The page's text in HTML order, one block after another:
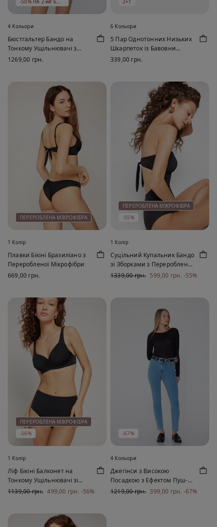
-50% НА 2-ий БЮСТГАЛЬТЕР
4 Кольори
Бюстгальтер Бандо на
Тонкому Ущільнювачі з
Переробленої Мікрофібри
1269,00 грн.
2+1
6 Кольори
5 Пар Однотонних Низьких
Шкарпеток із Бавовни
Унісекс
339,00 грн.
ПЕРЕРОБЛЕНА МІКРОФІБРА
1 Колір
Плавки Бікіні Бразиліано з
Переробленої Мікрофібри
669,00 грн.
ПЕРЕРОБЛЕНА МІКРОФІБРА
-55%
1 Колір
Суцільний Купальник Бандо
зі Зборками з Переробленої
Мікрофібри
1339,00 грн. 599,00 грн. -55%
ПЕРЕРОБЛЕНА МІКРОФІБРА
-56%
1 Колір
Ліф Бікіні Балконет на
Тонкому Ущільнювачі зі
Зборками з Переробленого
1139,00 грн. 499,00 грн. -56%
-67%
4 Кольори
Джегінси з Високою
Посадкою з Ефектом Пуш-
Ап
1219,00 грн. 399,00 грн. -67%